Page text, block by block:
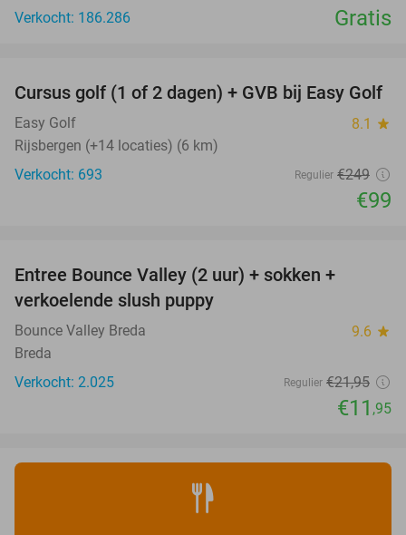
Verkocht: 186.286
Gratis
60%
Cursus golf (1 of 2 dagen) + GVB bij Easy Golf
Easy Golf 8.1 star
Rijsbergen (+14 locaties) (6 km)
Verkocht: 693
Regulier €249
€99
Entree Bounce Valley (2 uur) + sokken +
verkoelende slush puppy
Bounce Valley Breda 9.6 star
Breda
Verkocht: 2.025
Regulier €21,95
€11 ,95